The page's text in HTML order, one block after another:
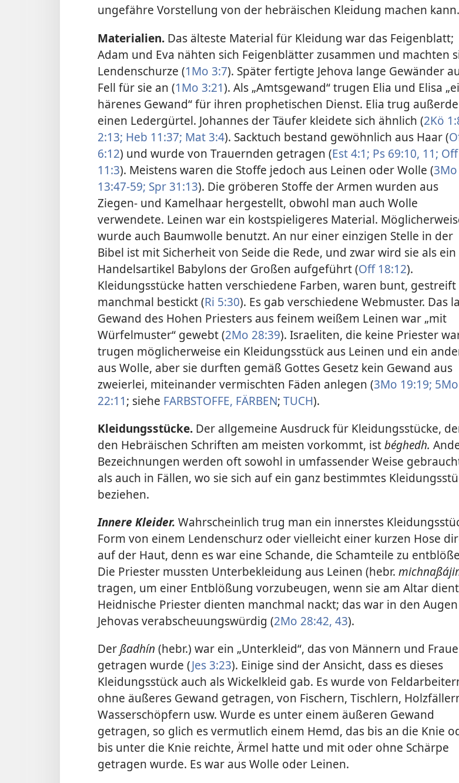
ungefähre Vorstellung von der hebräischen Kleidung machen kann.
Materialien. Das älteste Material für Kleidung war das Feigenblatt;
Adam und Eva nähten sich Feigenblätter zusammen und machten
Lendenschurze (1Mo 3:7). Später fertigte Jehova lange Gewänder
Fell für sie an (1Mo 3:21). Als „Amtsgewand“ trugen Elia und Elisa
härenes Gewand“ für ihren prophetischen Dienst. Elia trug
einen Ledergürtel. Johannes der Täufer kleidete sich ähnlich (2Kö
2:13; Heb 11:37; Mat 3:4). Sacktuch bestand gewöhnlich aus Haar (
6:12) und wurde von Trauernden getragen (Est 4:1; Ps 69:10, 11; Off
11:3). Meistens waren die Stoffe jedoch aus Leinen oder Wolle (3Mo
13:47-59; Spr 31:13). Die gröberen Stoffe der Armen wurden aus
Ziegen- und Kamelhaar hergestellt, obwohl man auch Wolle
verwendete. Leinen war ein kostspieligeres Material.
wurde auch Baumwolle benutzt. An nur einer einzigen Stelle in der
Bibel ist mit Sicherheit von Seide die Rede, und zwar wird sie als ein
Handelsartikel Babylons der Großen aufgeführt (Off 18:12).
Kleidungsstücke hatten verschiedene Farben, waren bunt, gestreift
manchmal bestickt (Ri 5:30). Es gab verschiedene Webmuster. Das
Gewand des Hohen Priesters aus feinem weißem Leinen war „mit
Würfelmuster“ gewebt (2Mo 28:39). Israeliten, die keine Priester
trugen möglicherweise ein Kleidungsstück aus Leinen und ein
aus Wolle, aber sie durften gemäß Gottes Gesetz kein Gewand aus
zweierlei, miteinander vermischten Fäden anlegen (3Mo 19:19; 5Mo
22:11; siehe FARBSTOFFE, FÄRBEN; TUCH).
Kleidungsstücke. Der allgemeine Ausdruck für Kleidungsstücke,
den Hebräischen Schriften am meisten vorkommt, istbéghedh.
Bezeichnungen werden oft sowohl in umfassender Weise
als auch in Fällen, wo sie sich auf ein ganz bestimmtes
beziehen.
Innere Kleider. Wahrscheinlich trug man ein innerstes
Form von einem Lendenschurz oder vielleicht einer kurzen Hose
auf der Haut, denn es war eine Schande, die Schamteile zu
Die Priester mussten Unterbekleidung aus Leinen (hebr.
tragen, um einer Entblößung vorzubeugen, wenn sie am Altar
Heidnische Priester dienten manchmal nackt; das war in den Augen
Jehovas verabscheuungswürdig (2Mo 28:42, 43).
Derßadhín (hebr.) war ein „Unterkleid“, das von Männern und
getragen wurde (Jes 3:23). Einige sind der Ansicht, dass es dieses
Kleidungsstück auch als Wickelkleid gab. Es wurde von
ohne äußeres Gewand getragen, von Fischern, Tischlern,
Wasserschöpfern usw. Wurde es unter einem äußeren Gewand
getragen, so glich es vermutlich einem Hemd, das bis an die Knie
bis unter die Knie reichte, Ärmel hatte und mit oder ohne Schärpe
getragen wurde. Es war aus Wolle oder Leinen.